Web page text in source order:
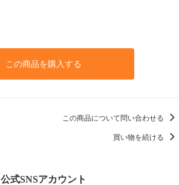
この商品を購入する
この商品について問い合わせる
買い物を続ける
公式SNSアカウント